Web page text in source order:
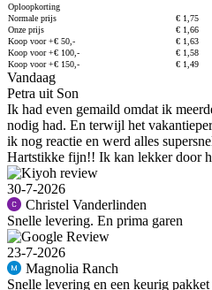
Oploopkorting
Normale prijs
€ 1,75
Onze prijs
€ 1,66
Koop voor +€ 50,-
€ 1,63
Koop voor +€ 100,-
€ 1,58
Koop voor +€ 150,-
€ 1,49
Vandaag
Petra uit Son
Ik had even gemaild omdat ik
nodig had. En terwijl het
ik nog reactie en werd alles
Hartstikke fijn!! Ik kan lekker door
30-7-2026
Christel Vanderlinden
Snelle levering. En prima garen
23-7-2026
Magnolia Ranch
Snelle levering en een keurig